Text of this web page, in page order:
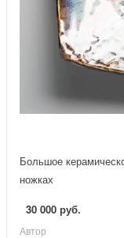
Большое
ножках
30 000 руб.
Автор